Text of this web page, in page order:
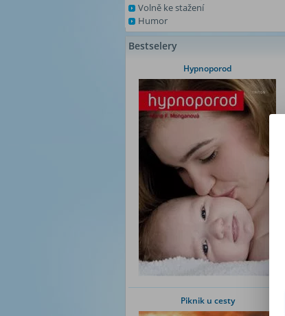
Volně ke stažení
Humor
Bestselery
Hypnoporod
Piknik u cesty